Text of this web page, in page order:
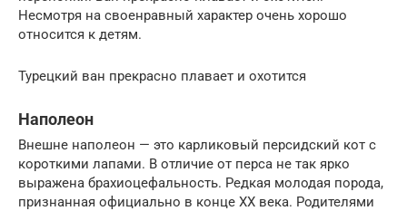
Несмотря на своенравный характер очень хорошо
относится к детям.
Турецкий ван прекрасно плавает и охотится
Наполеон
Внешне наполеон — это карликовый персидский кот с
короткими лапами. В отличие от перса не так ярко
выражена брахиоцефальность. Редкая молодая порода,
признанная официально в конце XX века. Родителями